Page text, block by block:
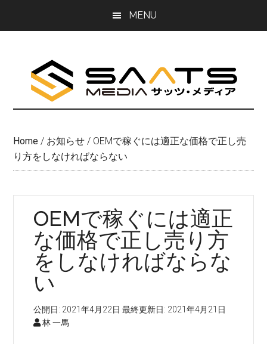
MENU
Home / お知らせ / OEMで稼ぐには適正な価格で正し売
り方をしなければならない
OEMで稼ぐには適正
な価格で正し売り方
をしなければならな
い
公開日: 2021年4月22日 最終更新日: 2021年4月21日
林 一馬